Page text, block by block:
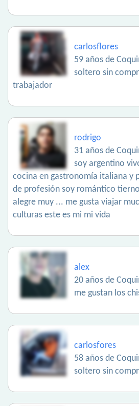
carlosflores
59 años de
soltero sin
trabajador
rodrigo
31 años de
soy argentino
cocina en gastronomía italiana y
de profesión soy romántico
alegre muy ... me gusta viajar
culturas este es mi mi vida
alex
20 años de
me gustan los
carlosfores
58 años de
soltero sin